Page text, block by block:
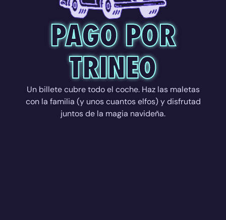
PAGO POR
TRINEO
Un billete cubre todo el coche. Haz las maletas
con la familia (y unos cuantos elfos) y disfrutad
juntos de la magia navideña.